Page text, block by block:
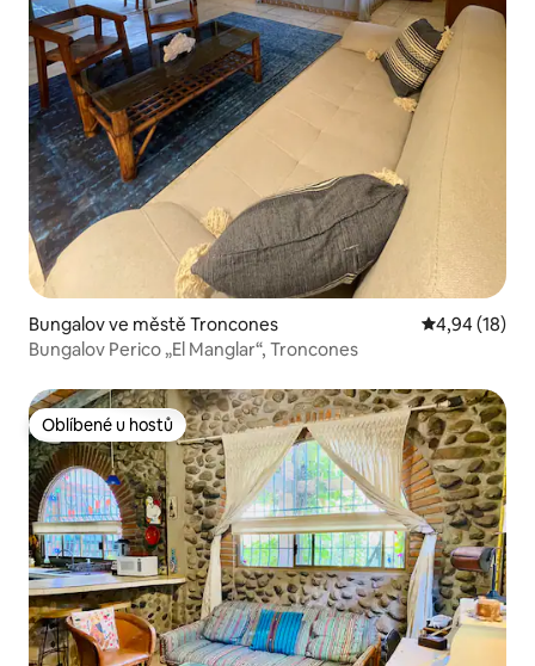
Bungalov ve městě Troncones Průměrné
4,94 (18)
Bungalov Perico „El Manglar“, Troncones
Oblíbené u hostů
Oblíbené u hostů